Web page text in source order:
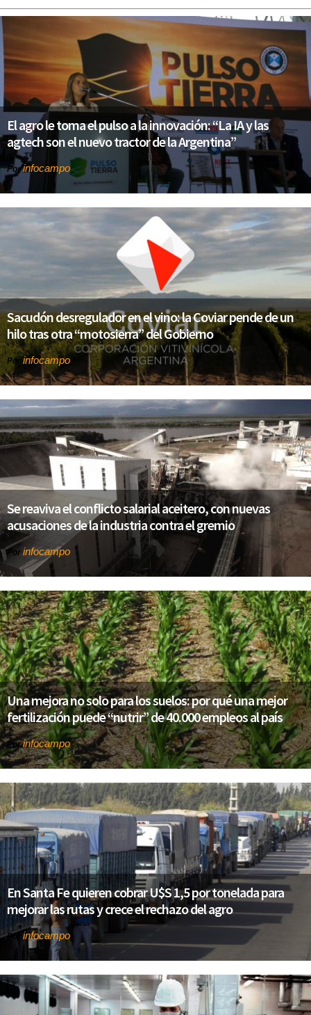
El agro le toma el pulso a la innovación: “La IA y las
agtech son el nuevo tractor de la Argentina”
Porinfocampo
Sacudón desregulador en el vino: la Coviar pende de un
hilo tras otra “motosierra” del Gobierno
Por infocampo
Se reaviva el conflicto salarial aceitero, con nuevas
acusaciones de la industria contra el gremio
Por infocampo
Una mejora no solo para los suelos: por qué una mejor
fertilización puede “nutrir” de 40.000 empleos al país
Porinfocampo
En Santa Fe quieren cobrar U$S 1,5 por tonelada para
mejorar las rutas y crece el rechazo del agro
Por infocampo